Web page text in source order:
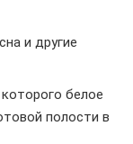
и другие
белое
полости в